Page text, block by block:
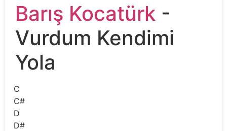
Barış Kocatürk -
Vurdum Kendimi
Yola
C
C#
D
D#